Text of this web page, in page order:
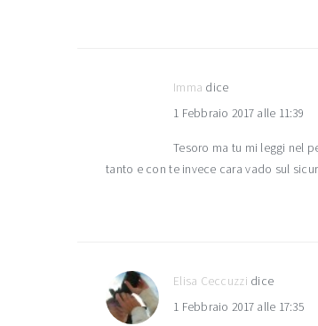
Imma dice
1 Febbraio 2017 alle 11:39
Tesoro ma tu mi leggi nel
tanto e con te invece cara vado sul
Elisa Ceccuzzi dice
1 Febbraio 2017 alle 17:35